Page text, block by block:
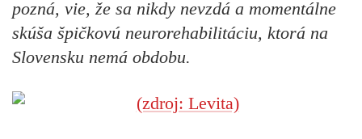
pozná, vie, že sa nikdy nevzdá a momentálne
skúša špičkovú neurorehabilitáciu, ktorá na
Slovensku nemá obdobu.